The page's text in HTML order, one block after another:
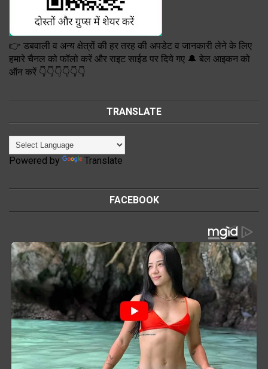
👉 डबवाली व अन्य क्षेत्रों की हर तरह की अपडेट व जानकारी लेने के लिए
हमारे चैनल को फॉलो करें और राइट साईड पर दिये गए 🔔 बेल आइकन को
ऑन करें 👇👇👇👇👇👇
TRANSLATE
Powered by Translate
FACEBOOK